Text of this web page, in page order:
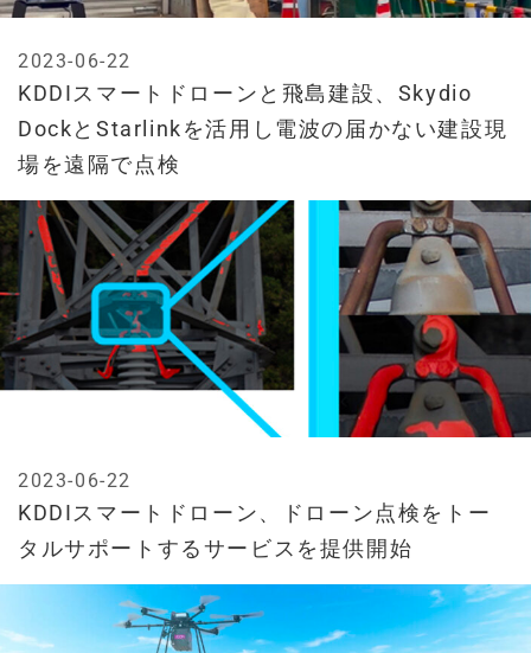
KDDIスマートドローンと飛島建設、Skydio
DockとStarlinkを活用し電波の届かない建設現
場を遠隔で点検
2023-06-22
KDDIスマートドローン、ドローン点検をトー
タルサポートするサービスを提供開始
2023-06-22